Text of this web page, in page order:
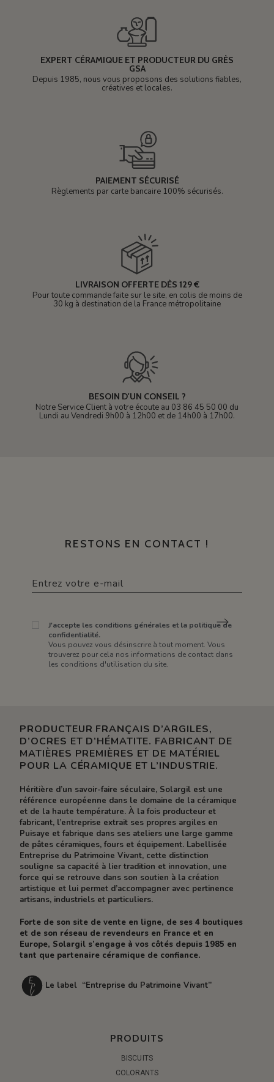
EXPERT CÉRAMIQUE ET PRODUCTEUR DU GRÈS
GSA
Depuis 1985, nous vous proposons des solutions fiables,
créatives et locales.
PAIEMENT SÉCURISÉ
Règlements par carte bancaire 100% sécurisés.
LIVRAISON OFFERTE DÈS 129 €
Pour toute commande faite sur le site, en colis de moins de
30 kg à destination de la France métropolitaine
BESOIN D'UN CONSEIL ?
Notre Service Client à votre écoute au 03 86 45 50 00 du
Lundi au Vendredi 9h00 à 12h00 et de 14h00 à 17h00.
RESTONS EN CONTACT !
J'accepte les conditions générales et la politique de
confidentialité.
Vous pouvez vous désinscrire à tout moment. Vous
trouverez pour cela nos informations de contact dans
les conditions d'utilisation du site.
PRODUCTEUR FRANÇAIS D’ARGILES,
D’OCRES ET D’HÉMATITE. FABRICANT DE
MATIÈRES PREMIÈRES ET DE MATÉRIEL
POUR LA CÉRAMIQUE ET L’INDUSTRIE.
Héritière d’un savoir-faire séculaire, Solargil est une
référence européenne dans le domaine de la céramique
et de la haute température. À la fois producteur et
fabricant, l’entreprise extrait ses propres argiles en
Puisaye et fabrique dans ses ateliers une large gamme
de pâtes céramiques, fours et équipement. Labellisée
Entreprise du Patrimoine Vivant, cette distinction
souligne sa capacité à lier tradition et innovation, une
force qui se retrouve dans son soutien à la création
artistique et lui permet d’accompagner avec pertinence
artisans, industriels et particuliers.
Forte de son site de vente en ligne, de ses 4 boutiques
et de son réseau de revendeurs en France et en
Europe, Solargil s’engage à vos côtés depuis 1985 en
tant que partenaire céramique de confiance.
Le label “Entreprise du Patrimoine Vivant”
PRODUITS
BISCUITS
COLORANTS